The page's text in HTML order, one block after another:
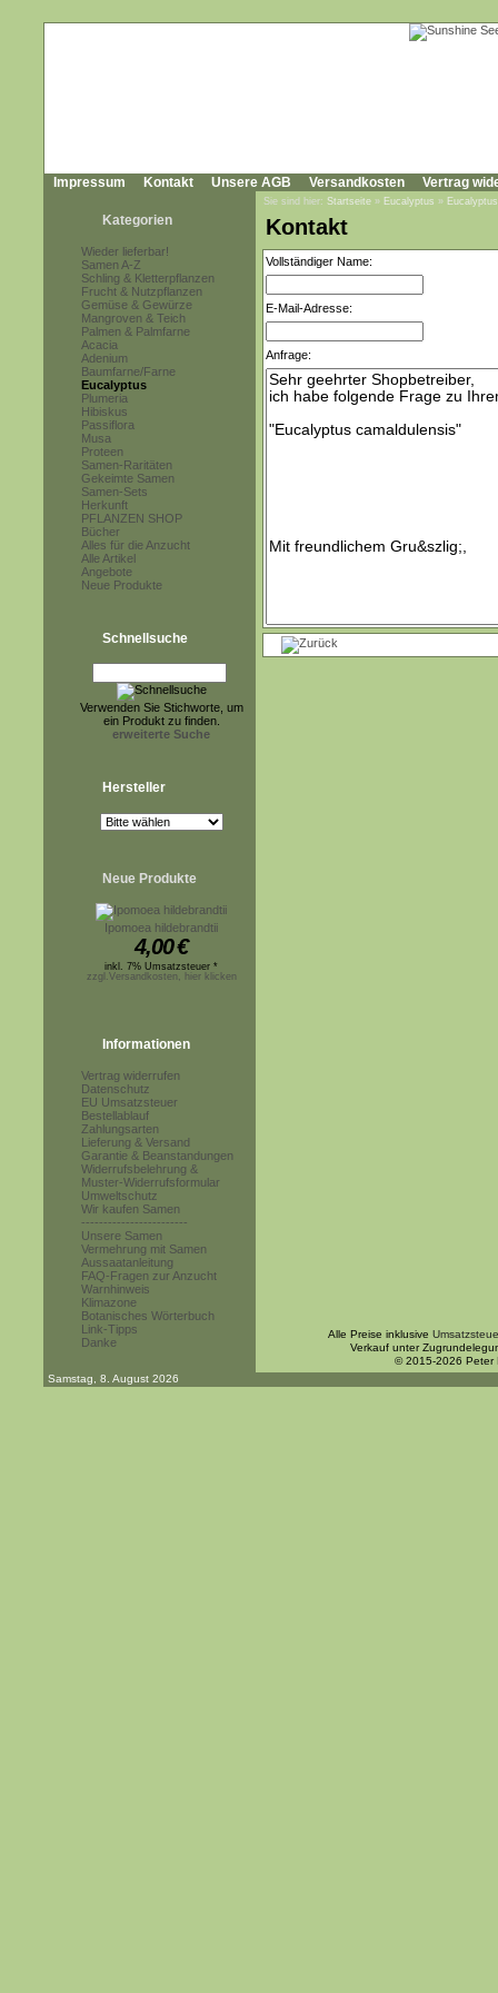
Impressum Kontakt Unsere AGB Versandkosten Vertrag
Kategorien
Wieder lieferbar!
Samen A-Z
Schling & Kletterpflanzen
Frucht & Nutzpflanzen
Gemüse & Gewürze
Mangroven & Teich
Palmen & Palmfarne
Acacia
Adenium
Baumfarne/Farne
Eucalyptus
Plumeria
Hibiskus
Passiflora
Musa
Proteen
Samen-Raritäten
Gekeimte Samen
Samen-Sets
Herkunft
PFLANZEN SHOP
Bücher
Alles für die Anzucht
Alle Artikel
Angebote
Neue Produkte
Schnellsuche
Verwenden Sie Stichworte, um
ein Produkt zu finden.
erweiterte Suche
Hersteller
Neue Produkte
Ipomoea hildebrandtii
4,00€
inkl. 7% Umsatzsteuer *
zzgl.Versandkosten, hier klicken
Informationen
Vertrag widerrufen
Datenschutz
EU Umsatzsteuer
Bestellablauf
Zahlungsarten
Lieferung & Versand
Garantie & Beanstandungen
Widerrufsbelehrung &
Muster-Widerrufsformular
Umweltschutz
Wir kaufen Samen
------------------------
Unsere Samen
Vermehrung mit Samen
Aussaatanleitung
FAQ-Fragen zur Anzucht
Warnhinweis
Klimazone
Botanisches Wörterbuch
Link-Tipps
Danke
Sie sind hier: Startseite » Eucalyptus »
Kontakt
Vollständiger Name:
E-Mail-Adresse:
Anfrage:
Alle Preise inklusive
Verkauf unter
© 2015-2026 Peter
Samstag, 8. August 2026